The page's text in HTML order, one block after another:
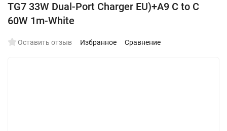
TG7 33W Dual-Port Charger EU)+A9 C to C
60W 1m-White
Оставить отзыв Избранное Сравнение